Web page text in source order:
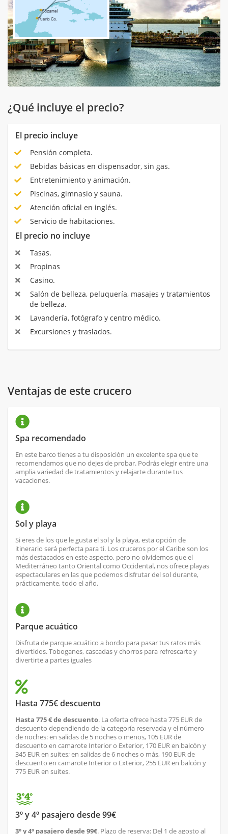
¿Qué incluye el precio?
El precio incluye
Pensión completa.
Bebidas básicas en dispensador, sin gas.
Entretenimiento y animación.
Piscinas, gimnasio y sauna.
Atención oficial en inglés.
Servicio de habitaciones.
El precio no incluye
Tasas.
Propinas
Casino.
Salón de belleza, peluquería, masajes y tratamientos
de belleza.
Lavandería, fotógrafo y centro médico.
Excursiones y traslados.
Ventajas de este crucero
Spa recomendado
En este barco tienes a tu disposición un excelente spa que te
recomendamos que no dejes de probar. Podrás elegir entre una
amplia variedad de tratamientos y relajarte durante tus
vacaciones.
Sol y playa
Si eres de los que le gusta el sol y la playa, esta opción de
itinerario será perfecta para ti. Los cruceros por el Caribe son los
más destacados en este aspecto, pero no olvidemos que el
Mediterráneo tanto Oriental como Occidental, nos ofrece playas
espectaculares en las que podemos disfrutar del sol durante,
prácticamente, todo el año.
Parque acuático
Disfruta de parque acuático a bordo para pasar tus ratos más
divertidos. Toboganes, cascadas y chorros para refrescarte y
divertirte a partes iguales
Hasta 775€ descuento
Hasta 775 € de descuento. La oferta ofrece hasta 775 EUR de
descuento dependiendo de la categoría reservada y el número
de noches: en salidas de 5 noches o menos, 105 EUR de
descuento en camarote Interior o Exterior, 170 EUR en balcón y
345 EUR en suites; en salidas de 6 noches o más, 190 EUR de
descuento en camarote Interior o Exterior, 255 EUR en balcón y
775 EUR en suites.
3º y 4º pasajero desde 99€
3º y 4º pasajero desde 99€. Plazo de reserva: Del 1 de agosto al